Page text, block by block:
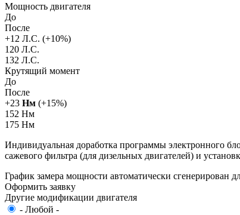
Мощность двигателя
До
После
+12 Л.С. (+10%)
120 Л.С.
132 Л.С.
Крутящий момент
До
После
+23 Нм (+15%)
152 Нм
175 Нм
Индивидуальная доработка программы электронного
сажевого фильтра (для дизельных двигателей) и
График замера мощности автоматически
Оформить заявку
Другие модификации двигателя
- Любой -